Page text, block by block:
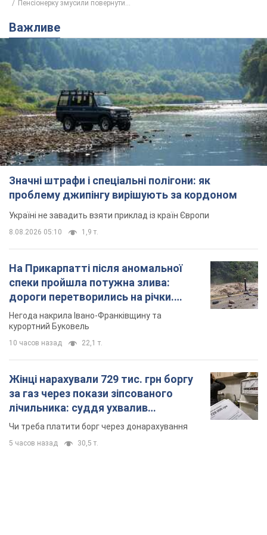
Пенсіонерку змусили повернути...
Важливе
Значні штрафи і спеціальні полігони: як
проблему джипінгу вирішують за кордоном
Україні не завадить взяти приклад із країн Європи
8.08.2026 05:10 1,9 т.
На Прикарпатті після аномальної
спеки пройшла потужна злива:
дороги перетворились на річки.
Відео
Негода накрила Івано-Франківщину та
курортний Буковель
10 часов назад 22,1 т.
Жінці нарахували 729 тис. грн боргу
за газ через покази зіпсованого
лічильника: суддя ухвалив
неочікуване рішення
Чи треба платити борг через донарахування
5 часов назад 30,5 т.